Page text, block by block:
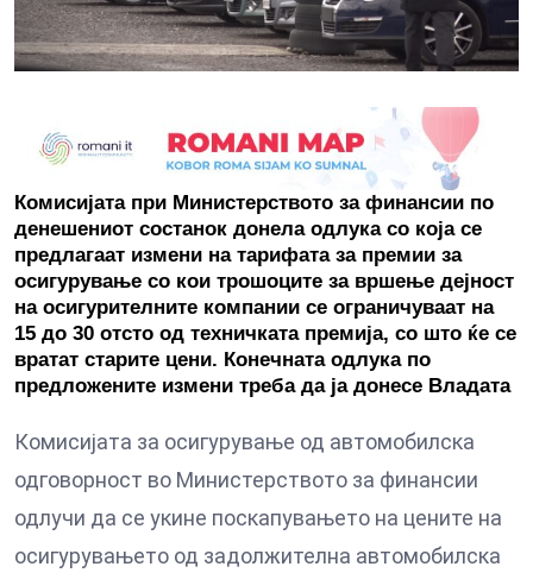
Комисијата при Министерството за финансии по
денешениот состанок донела одлука со која се
предлагаат измени на тарифата за премии за
осигурување со кои трошоците за вршење дејност
на осигурителните компании се ограничуваат на
15 до 30 отсто од техничката премија, со што ќе се
вратат старите цени. Конечната одлука по
предложените измени треба да ја донесе Владата
Комисијата за осигурување од автомобилска
одговорност во Министерството за финансии
одлучи да се укине поскапувањето на цените на
осигурувањето од задолжителна автомобилска